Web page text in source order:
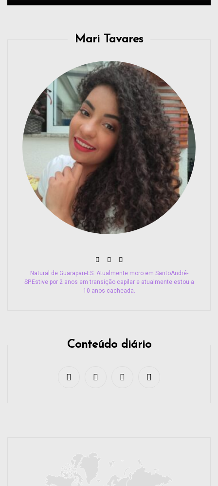
Mari Tavares
Natural de Guarapari-ES. Atualmente moro em SantoAndré-
SP.Estive por 2 anos em transição capilar e atualmente estou a
10 anos cacheada.
Conteúdo diário